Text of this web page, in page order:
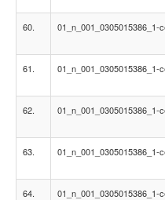
60. 01_n_001_0305015386_1-
61. 01_n_001_0305015386_1-
62. 01_n_001_0305015386_1-
63. 01_n_001_0305015386_1-
64. 01_n_001_0305015386_1-